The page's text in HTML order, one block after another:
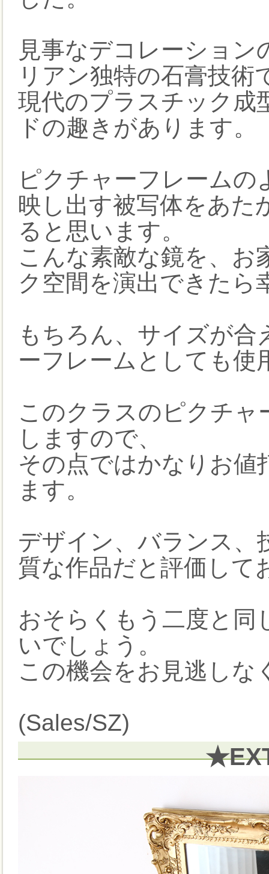
見事なデコレーショ
リアン独特の石膏技術
現代のプラスチック成
ドの趣きがあります。
ピクチャーフレーム
映し出す被写体をあた
ると思います。
こんな素敵な鏡を、お
ク空間を演出できたら
もちろん、サイズが
ーフレームとしても使
このクラスのピクチャ
しますので、
その点ではかなりお値
ます。
デザイン、バランス、
質な作品だと評価して
おそらくもう二度と同
いでしょう。
この機会をお見逃しな
(Sales/SZ)